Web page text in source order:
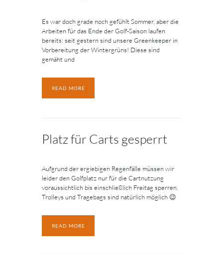
Es war doch grade noch gefühlt Sommer, aber die
Arbeiten für das Ende der Golf-Saison laufen
bereits: seit gestern sind unsere Greenkeeper in
Vorbereitung der Wintergrüns! Diese sind
gemäht und
READ MORE
Platz für Carts gesperrt
Aufgrund der ergiebigen Regenfälle müssen wir
leider den Golfplatz nur für die Cartnutzung
voraussichtlich bis einschließlich Freitag sperren.
Trolleys und Tragebags sind natürlich möglich 😉
READ MORE